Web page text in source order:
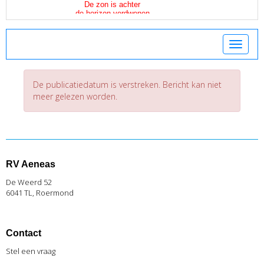
Toggle
De publicatiedatum is verstreken. Bericht kan niet
meer gelezen worden.
RV Aeneas
De Weerd 52
6041 TL, Roermond
Contact
Stel een vraag